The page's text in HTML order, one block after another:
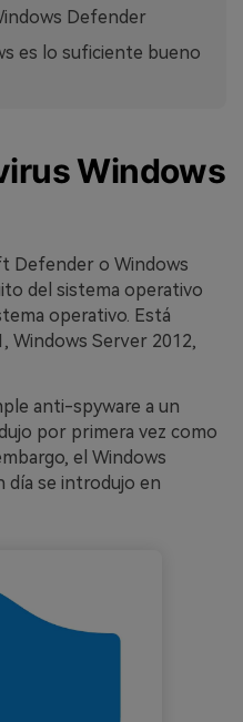
Defender
es lo suficiente bueno
Windows
Defender o Windows
del sistema operativo
operativo. Está
Windows Server 2012,
anti-spyware a un
por primera vez como
el Windows
día se introdujo en